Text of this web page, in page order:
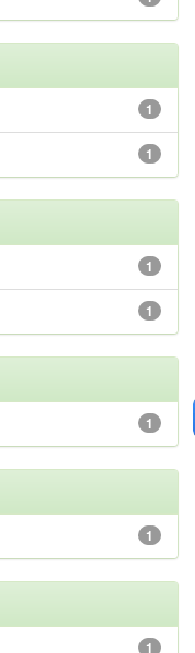
1
1
1
1
1
1
1